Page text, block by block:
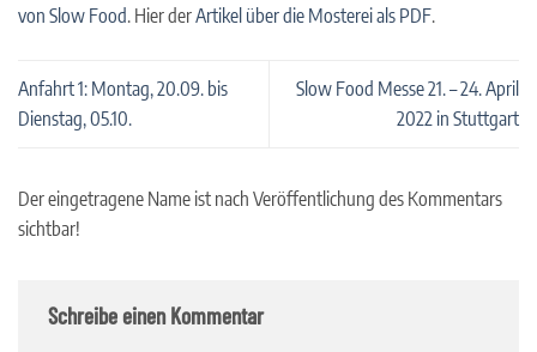
von Slow Food. Hier derArtikel über die Mosterei als PDF.
Anfahrt 1: Montag, 20.09. bis
Dienstag, 05.10.
Slow Food Messe 21. – 24. April
2022 in Stuttgart
Der eingetragene Name ist nach Veröffentlichung des Kommentars
sichtbar!
Schreibe einen Kommentar